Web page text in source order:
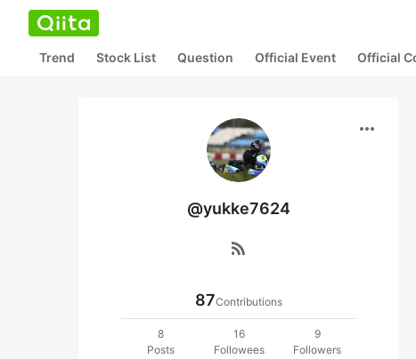
Trend Stock List Question Official Event Official
more_horiz
@yukke7624
rss_feed
87Contributions
8
Posts
16
Followees
9
Followers